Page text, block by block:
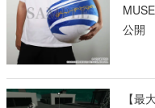
公開
【最